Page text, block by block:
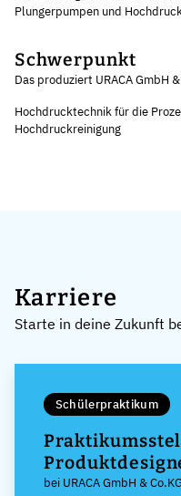
Plungerpumpen und
Schwerpunkt
Das produziert URACA GmbH
Hochdrucktechnik für die
Hochdruckreinigung
Karriere
Starte in deine Zukunft
Schülerpraktikum
bei URACA GmbH & Co.KG